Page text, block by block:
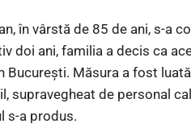
în vârstă de 85 de ani, s-a
doi ani, familia a decis ca
București. Măsura a fost
supravegheat de personal
s-a produs.